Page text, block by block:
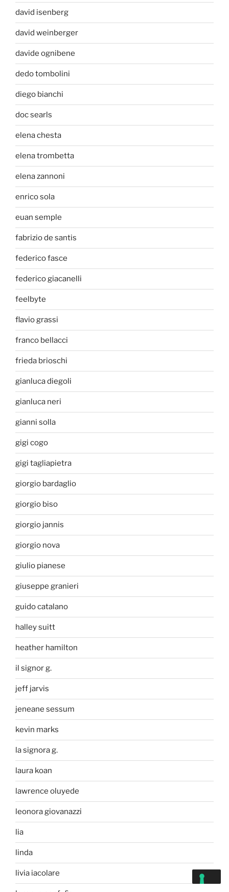
david isenberg
david weinberger
davide ognibene
dedo tombolini
diego bianchi
doc searls
elena chesta
elena trombetta
elena zannoni
enrico sola
euan semple
fabrizio de santis
federico fasce
federico giacanelli
feelbyte
flavio grassi
franco bellacci
frieda brioschi
gianluca diegoli
gianluca neri
gianni solla
gigi cogo
gigi tagliapietra
giorgio bardaglio
giorgio biso
giorgio jannis
giorgio nova
giulio pianese
giuseppe granieri
guido catalano
halley suitt
heather hamilton
il signor g.
jeff jarvis
jeneane sessum
kevin marks
la signora g.
laura koan
lawrence oluyede
leonora giovanazzi
lia
linda
livia iacolare